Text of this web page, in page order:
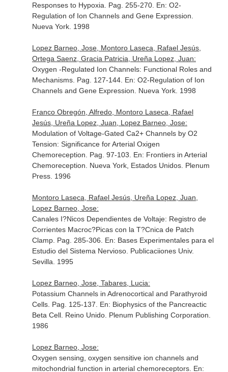
Responses to Hypoxia. Pag. 255-270. En: O2-
Regulation of Ion Channels and Gene Expression
Nueva York. 1998
Lopez Barneo, Jose, Montoro Laseca, Rafael Jesús,
Ortega Saenz, Gracia Patricia, Ureña Lopez, Juan:
Oxygen -Regulated Ion Channels: Functional Roles and
Mechanisms. Pag. 127-144. En: O2-Regulation of Ion
Channels and Gene Expression . Nueva York. 1998
Franco Obregón, Alfredo, Montoro Laseca, Rafael
Jesús, Ureña Lopez, Juan, Lopez Barneo, Jose:
Modulation of Voltage-Gated Ca2+ Channels by O2
Tension: Significance for Arterial Oxigen
Chemoreception. Pag. 97-103. En: Frontiers in Arterial
Chemoreception . Nueva York, Estados Unidos. Plenum
Press. 1996
Montoro Laseca, Rafael Jesús, Ureña Lopez, Juan,
Lopez Barneo, Jose:
Canales I?Nicos Dependientes de Voltaje: Registro de
Corrientes Macroc?Picas con la T?Cnica de Patch
Clamp. Pag. 285-306. En: Bases Experimentales para el
Estudio del Sistema Nervioso. Publicaciiones Univ.
Sevilla. 1995
Lopez Barneo, Jose, Tabares, Lucia:
Potassium Channels in Adrenocortical and Parathyroid
Cells. Pag. 125-137. En: Biophysics of the Pancreactic
Beta Cell. Reino Unido. Plenum Publishing Corporation.
1986
Lopez Barneo, Jose:
Oxygen sensing, oxygen sensitive ion channels and
mitochondrial function in arterial chemoreceptors. En: